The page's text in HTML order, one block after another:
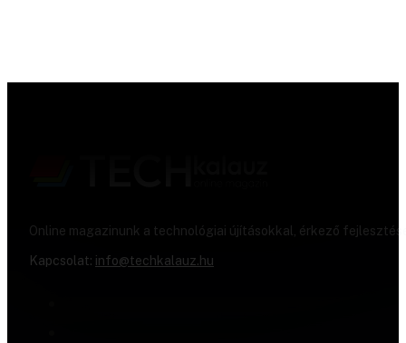
Online magazinunk a technológiai újításokkal, érkező
Kapcsolat: info@techkalauz.hu